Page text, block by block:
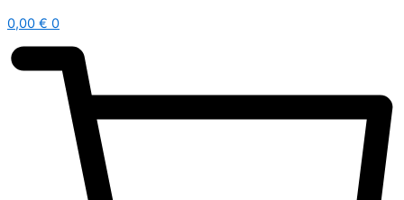
0,00 € 0